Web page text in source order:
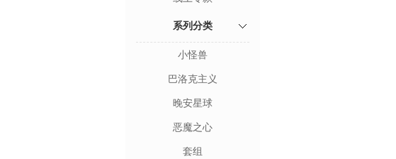
系列分类
小怪兽
巴洛克主义
晚安星球
恶魔之心
套组